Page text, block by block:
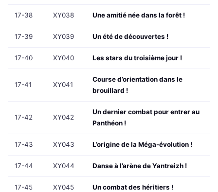
17-38 XY038 Une amitié née dans la forêt !
17-39 XY039 Un été de découvertes !
17-40 XY040 Les stars du troisième jour !
17-41 XY041
Course d’orientation dans le
brouillard !
17-42 XY042
Un dernier combat pour entrer au
Panthéon !
17-43 XY043 L’origine de la Méga-évolution !
17-44 XY044 Danse à l’arène de Yantreizh !
17-45 XY045 Un combat des héritiers !